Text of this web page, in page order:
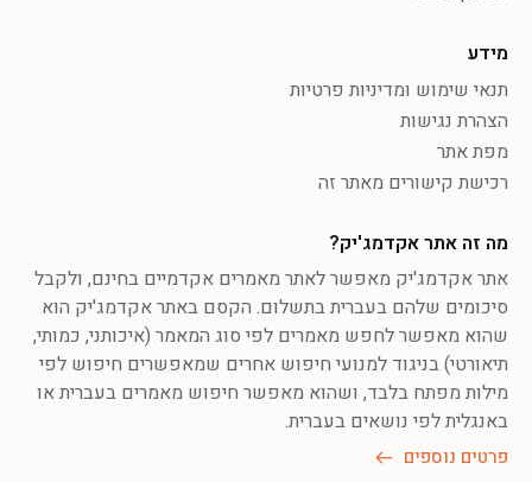
מידע
תנאי שימוש ומדיניות פרטיות
הצהרת נגישות
מפת אתר
רכישת קישורים מאתר זה
מה זה אתר אקדמג'יק?
אתר אקדמג'יק מאפשר לאתר מאמרים אקדמיים בחינם, ולקבל
סיכומים שלהם בעברית בתשלום. הקסם באתר אקדמג'יק הוא
שהוא מאפשר לחפש מאמרים לפי סוג המאמר (איכותני, כמותי,
תיאורטי) בניגוד למנועי חיפוש אחרים שמאפשרים חיפוש לפי
מילות מפתח בלבד, ושהוא מאפשר חיפוש מאמרים בעברית או
באנגלית לפי נושאים בעברית.
פרטים נוספים